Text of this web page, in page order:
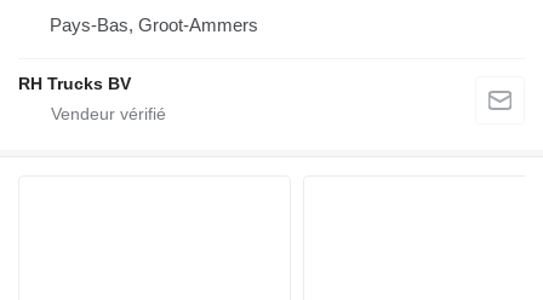
Pays-Bas, Groot-Ammers
RH Trucks BV